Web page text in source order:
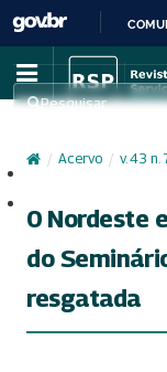
Pesquisar
/ Acervo / v. 43
0 Nordeste
do
resgatada